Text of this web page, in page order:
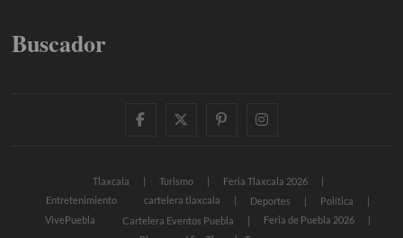
Buscador
facebooktwitter
pinterestinstagram
Tlaxcala Turismo
Feria Tlaxcala 2026
Entretenimiento
cartelera tlaxcala Deportes
Política
VivePuebla
Cartelera Eventos Puebla
Feria de Puebla 2026